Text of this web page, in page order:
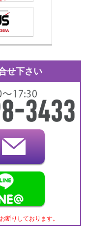
せ下さい
断りしております。